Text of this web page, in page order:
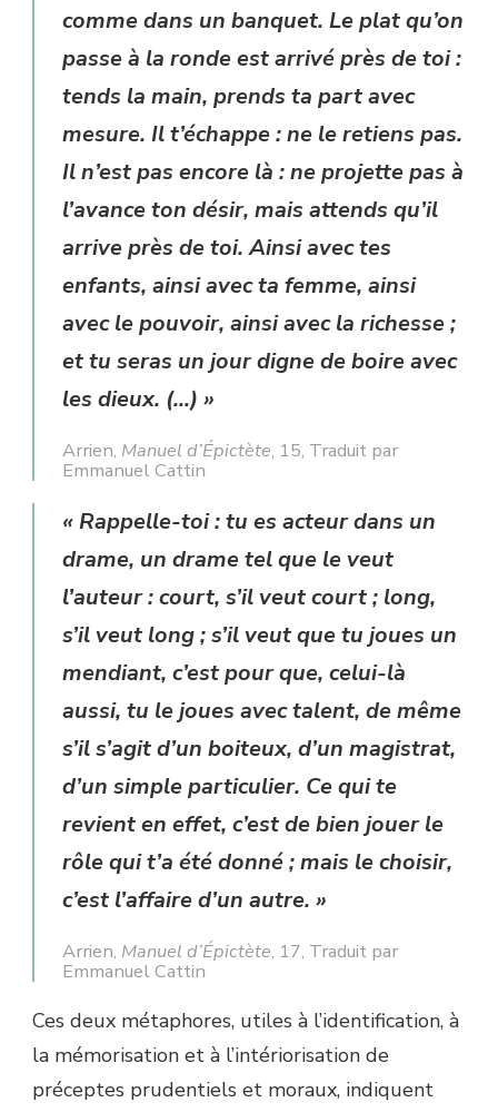
comme dans un banquet. Le plat qu’on
passe à la ronde est arrivé près de toi :
tends la main, prends ta part avec
mesure. Il t’échappe : ne le retiens pas.
Il n’est pas encore là : ne projette pas à
l’avance ton désir, mais attends qu’il
arrive près de toi. Ainsi avec tes
enfants, ainsi avec ta femme, ainsi
avec le pouvoir, ainsi avec la richesse ;
et tu seras un jour digne de boire avec
les dieux. (…) »
Arrien, Manuel d’Épictète, 15, Traduit par
Emmanuel Cattin
« Rappelle-toi : tu es acteur dans un
drame, un drame tel que le veut
l’auteur : court, s’il veut court ; long,
s’il veut long ; s’il veut que tu joues un
mendiant, c’est pour que, celui-là
aussi, tu le joues avec talent, de même
s’il s’agit d’un boiteux, d’un magistrat,
d’un simple particulier. Ce qui te
revient en effet, c’est de bien jouer le
rôle qui t’a été donné ; mais le choisir,
c’est l’affaire d’un autre. »
Arrien, Manuel d’Épictète, 17, Traduit par
Emmanuel Cattin
Ces deux métaphores, utiles à l’identification, à
la mémorisation et à l’intériorisation de
préceptes prudentiels et moraux, indiquent